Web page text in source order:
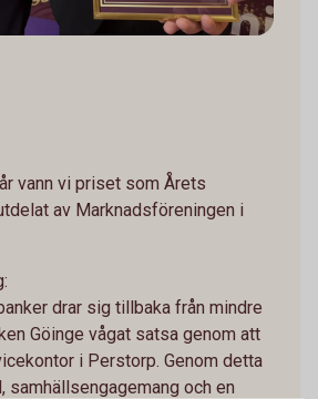
vann vi priset som Årets
av Marknadsföreningen i
drar sig tillbaka från mindre
Göinge vågat satsa genom att
i Perstorp. Genom detta
samhällsengagemang och en